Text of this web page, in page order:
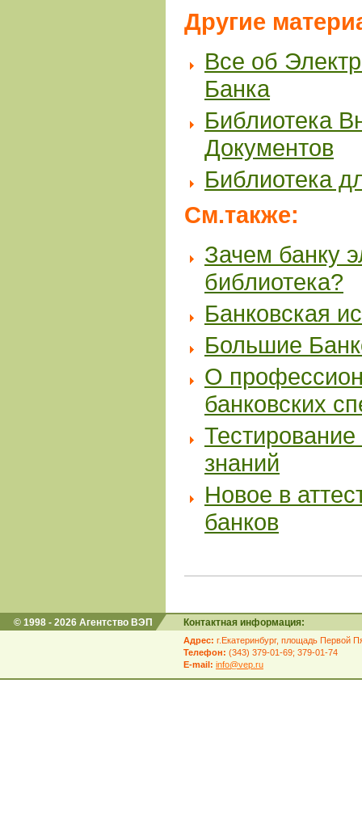
Другие
Все об
Банка
Библиотека
Документов
Библиотека
См.также:
Зачем банку
библиотека?
Банковская
Большие
О
банковских
знаний
Новое в
банков
© 1998 - 2026 Агентство ВЭП Контактная информация:
Адрес: г.Екатеринбург, площадь Первой
Телефон: (343) 379-01-69; 379-01-74
E-mail: info@vep.ru